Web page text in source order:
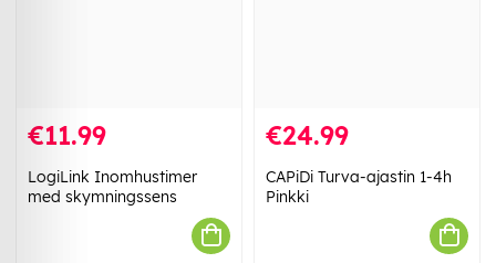
€11.99
LogiLink Inomhustimer
med skymningssens
€24.99
CAPiDi Turva-ajastin 1-4h
Pinkki